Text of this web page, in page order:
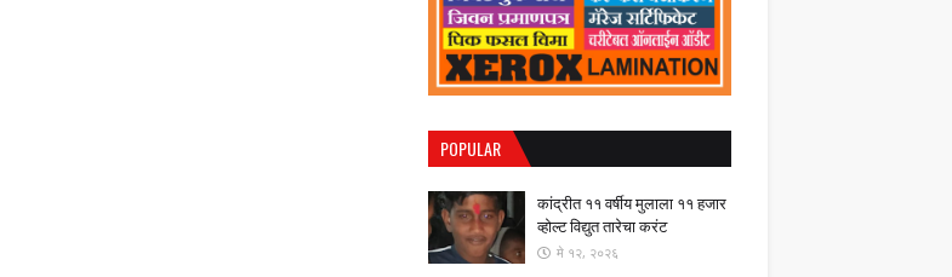
POPULAR
कांद्रीत ११ वर्षीय मुलाला ११ हजार
व्होल्ट विद्युत तारेचा करंट
मे १२, २०२६